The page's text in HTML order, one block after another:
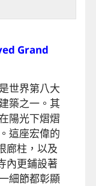
Grand
世界第八大
築之一。其
陽光下熠熠
這座宏偉的
廊柱，以及
內更鋪設著
細節都彰顯